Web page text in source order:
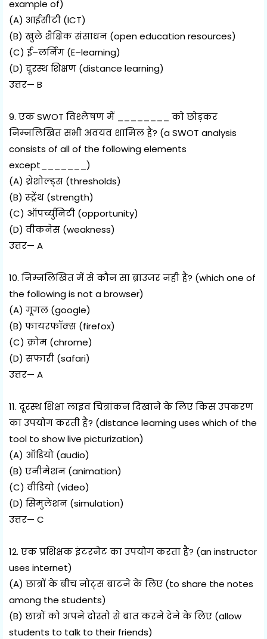
example of)
(A) आईसीटी (ICT)
(B) खुले शैक्षिक संसाधन (open education resources)
(C) ई–लर्निंग (E–learning)
(D) दूरस्थ शिक्षण (distance learning)
उत्तर— B
9. एक SWOT विश्लेषण में ________ को छोड़कर
निम्नलिखित सभी अवयव शामिल है? (a SWOT analysis
consists of all of the following elements
except_______)
(A) थ्रेशोल्ड्स (thresholds)
(B) स्ट्रेंथ (strength)
(C) ऑपर्च्युनिटी (opportunity)
(D) वीकनेस (weakness)
उत्तर— A
10. निम्नलिखित में से कौन सा ब्राउजर नही है? (which one of
the following is not a browser)
(A) गूगल (google)
(B) फायरफॉक्स (firefox)
(C) क्रोम (chrome)
(D) सफारी (safari)
उत्तर— A
11. दूरस्थ शिक्षा लाइव चित्रांकन दिखाने के लिए किस उपकरण
का उपयोग करती है? (distance learning uses which of the
tool to show live picturization)
(A) ऑडियो (audio)
(B) एनीमेशन (animation)
(C) वीडियो (video)
(D) सिमुलेशन (simulation)
उत्तर— C
12. एक प्रशिक्षक इंटरनेट का उपयोग करता है? (an instructor
uses internet)
(A) छात्रों के बीच नोट्स बाटने के लिए (to share the notes
among the students)
(B) छात्रों को अपने दोस्तो से बात करने देने के लिए (allow
students to talk to their friends)